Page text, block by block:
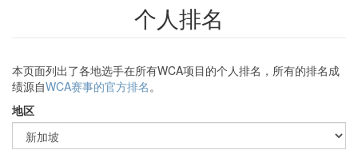
个人排名
本页面列出了各地选手在所有WCA项目的个人排名，所有的排名成
绩源自WCA赛事的官方排名 。
地区